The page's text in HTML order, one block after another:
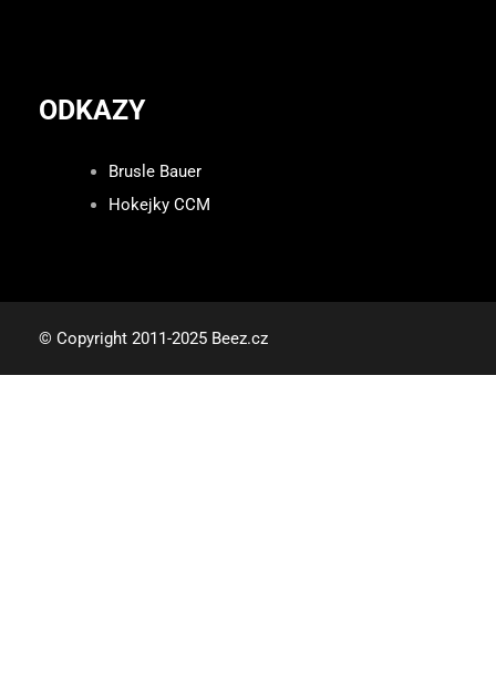
ODKAZY
Brusle Bauer
Hokejky CCM
© Copyright 2011-2025 Beez.cz